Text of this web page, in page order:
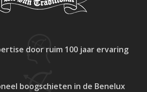
door ruim 100 jaar ervaring
boogschieten in de Benelux